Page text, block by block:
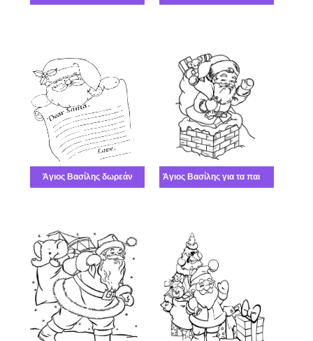
Άγιος Βασίλης δωρεάν Άγιος Βασίλης για τα παιδιά